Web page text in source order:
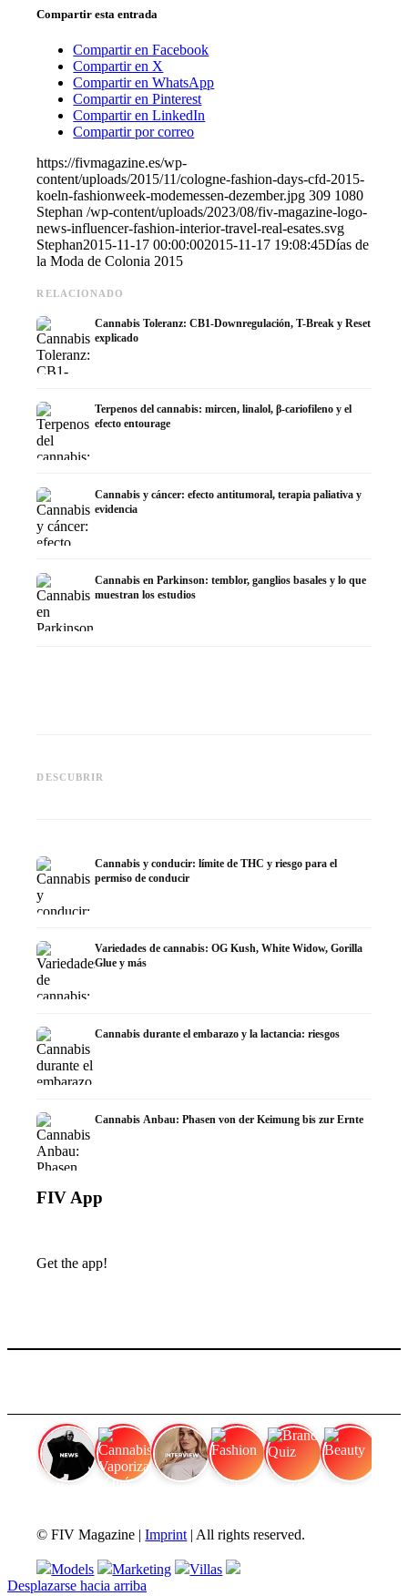
Compartir esta entrada
Compartir en Facebook
Compartir en X
Compartir en WhatsApp
Compartir en Pinterest
Compartir en LinkedIn
Compartir por correo
https://fivmagazine.es/wp-
content/uploads/2015/11/cologne-fashion-days-cfd-2015-
koeln-fashionweek-modemessen-dezember.jpg 309 1080
Stephan /wp-content/uploads/2023/08/fiv-magazine-logo-
news-influencer-fashion-interior-travel-real-esates.svg
Stephan2015-11-17 00:00:002015-11-17 19:08:45Días de
la Moda de Colonia 2015
RELACIONADO
Cannabis Toleranz: CB1-Downregulación, T-Break y Reset
explicado
Terpenos del cannabis: mircen, linalol, β-cariofileno y el
efecto entourage
Cannabis y cáncer: efecto antitumoral, terapia paliativa y
evidencia
Cannabis en Parkinson: temblor, ganglios basales y lo que
muestran los estudios
DESCUBRIR
muestran los estudios
Cannabis y conducir: límite de THC y riesgo para el
permiso de conducir
Variedades de cannabis: OG Kush, White Widow, Gorilla
Glue y más
Cannabis durante el embarazo y la lactancia: riesgos
Cannabis Anbau: Phasen von der Keimung bis zur Ernte
FIV App
Get the app!
© FIV Magazine |Imprint | All rights reserved.
Models Marketing
Villas
Desplazarse hacia arriba